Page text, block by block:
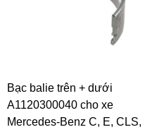
Bạc balie trên + dưới
A1120300040 cho xe
Mercedes-Benz C, E, CLS,